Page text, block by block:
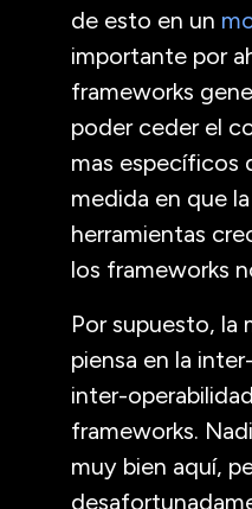
de esto en un
importante por
frameworks
poder ceder el
mas específicos
medida en que
herramientas
los frameworks
Por supuesto, la
piensa en la
inter-
frameworks.
muy bien aquí,